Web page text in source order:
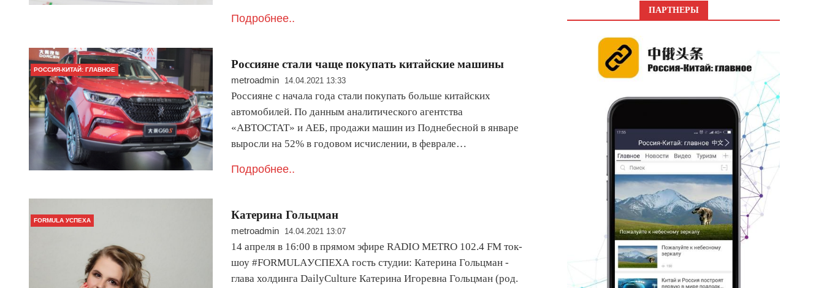
Подробнее..
РОССИЯ-КИТАЙ: ГЛАВНОЕ Россияне стали чаще покупать китайские машины
metroadmin 14.04.2021 13:33
Россияне с начала года стали покупать больше китайских
автомобилей. По данным аналитического агентства
«АВТОСТАТ» и АЕБ, продажи машин из Поднебесной в январе
выросли на 52% в годовом исчислении, в феврале…
Подробнее..
FORMULA УСПЕХА Катерина Гольцман
metroadmin 14.04.2021 13:07
14 апреля в 16:00 в прямом эфире RADIO METRO 102.4 FM ток-
шоу #FORMULAУСПЕХА гость студии: Катерина Гольцман -
глава холдинга DailyCulture Катерина Игоревна Гольцман (род.
ПАРТНЕРЫ